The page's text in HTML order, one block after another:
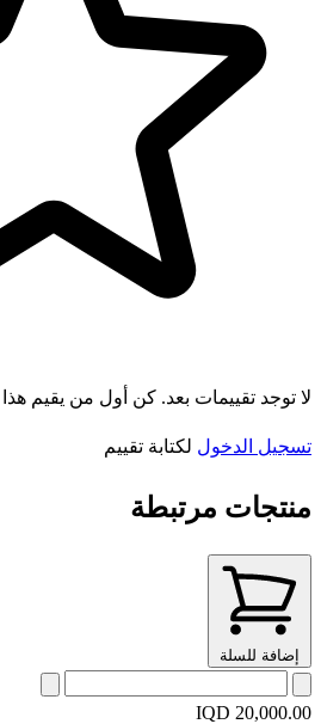
لا توجد تقييمات بعد. كن أول من يقيم هذا
تسجيل الدخول لكتابة تقييم
منتجات مرتبطة
إضافة للسلة
IQD 20,000.00